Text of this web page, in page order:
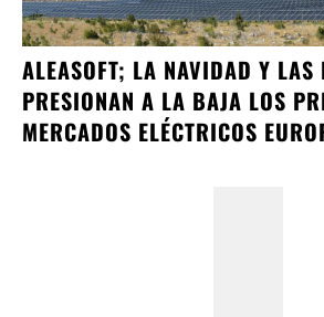
ALEASOFT; LA NAVIDAD Y LAS
PRESIONAN A LA BAJA LOS
MERCADOS ELÉCTRICOS